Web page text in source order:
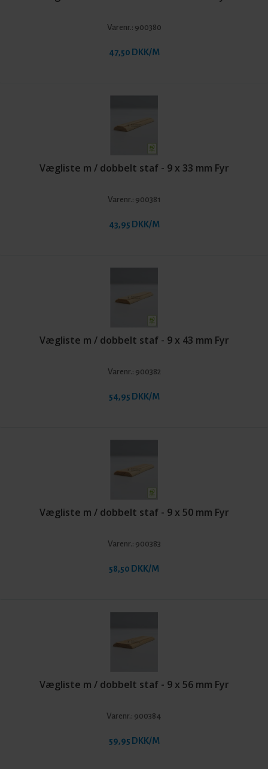
Varenr.: 900380
47,50 DKK/M
Vægliste m / dobbelt staf - 9 x 33 mm Fyr
Varenr.: 900381
43,95 DKK/M
Vægliste m / dobbelt staf - 9 x 43 mm Fyr
Varenr.: 900382
54,95 DKK/M
Vægliste m / dobbelt staf - 9 x 50 mm Fyr
Varenr.: 900383
58,50 DKK/M
Vægliste m / dobbelt staf - 9 x 56 mm Fyr
Varenr.: 900384
59,95 DKK/M